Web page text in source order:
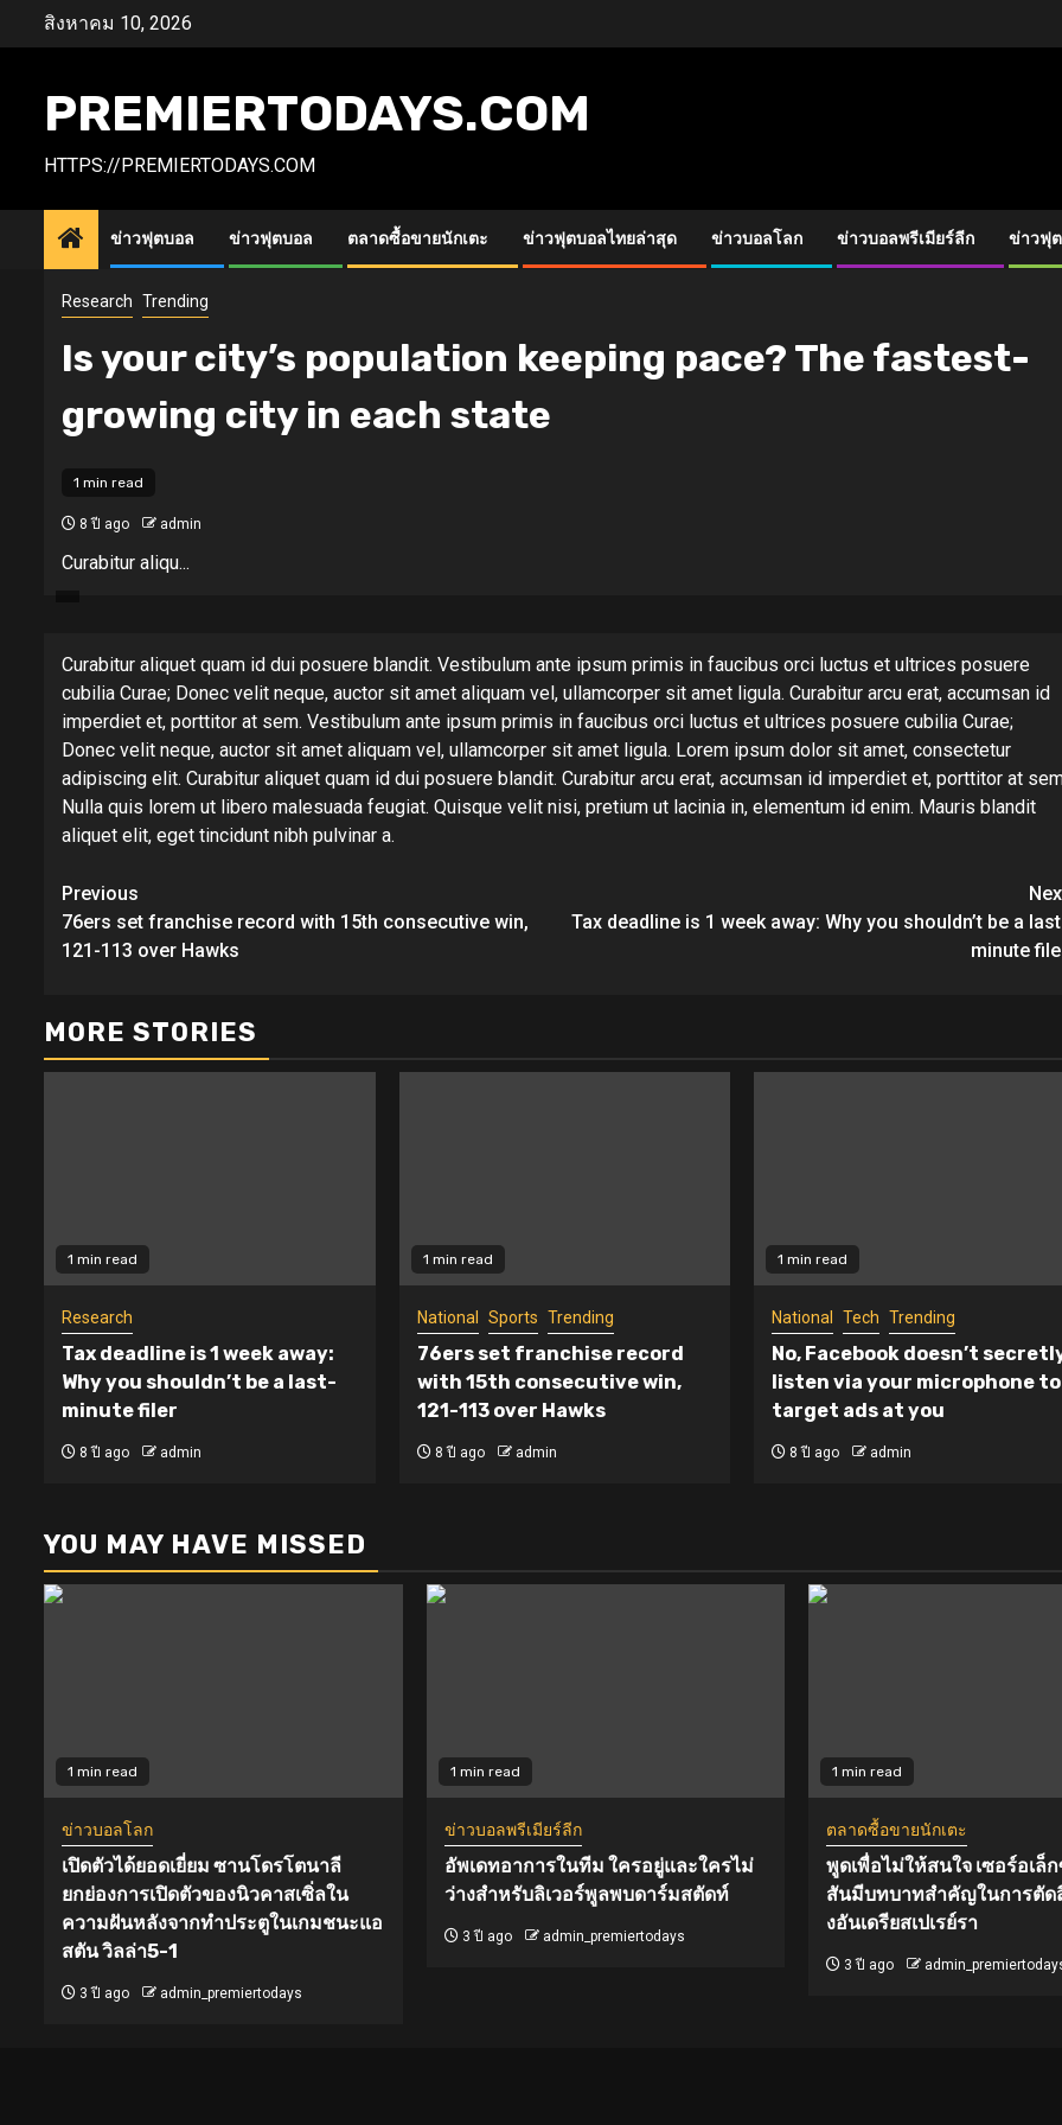
สิงหาคม 10, 2026
PREMIERTODAYS.COM
HTTPS://PREMIERTODAYS.COM
ข่าวฟุตบอล ข่าวฟุตบอล ตลาดซื้อขายนักเตะ ข่าวฟุตบอลไทยล่าสุด ข่าวบอลโลก ข่าวบอลพรีเมียร์ลีก ข่าวฟุ
Research Trending
Is your city’s population keeping pace? The fastest-
growing city in each state
1 min read
8 ปี ago admin
Curabitur aliqu...
Curabitur aliquet quam id dui posuere blandit. Vestibulum ante ipsum primis in faucibus orci luctus et ultrices posuere
cubilia Curae; Donec velit neque, auctor sit amet aliquam vel, ullamcorper sit amet ligula. Curabitur arcu erat, accumsan id
imperdiet et, porttitor at sem. Vestibulum ante ipsum primis in faucibus orci luctus et ultrices posuere cubilia Curae;
Donec velit neque, auctor sit amet aliquam vel, ullamcorper sit amet ligula. Lorem ipsum dolor sit amet, consectetur
adipiscing elit. Curabitur aliquet quam id dui posuere blandit. Curabitur arcu erat, accumsan id imperdiet et, porttitor at
Nulla quis lorem ut libero malesuada feugiat. Quisque velit nisi, pretium ut lacinia in, elementum id enim. Mauris blandit
aliquet elit, eget tincidunt nibh pulvinar a.
Continue
Reading
Previous
76ers set franchise record with 15th consecutive win,
121-113 over Hawks
Tax deadline is 1 week away: Why you shouldn’t be a
minute
MORE STORIES
1 min read
Research
Tax deadline is 1 week away:
Why you shouldn’t be a last-
minute filer
8 ปี ago admin
1 min read
National Sports Trending
76ers set franchise record
with 15th consecutive win,
121-113 over Hawks
8 ปี ago admin
1 min read
National Tech Trending
No, Facebook doesn’t
listen via your microphone to
target ads at you
8 ปี ago admin
YOU MAY HAVE MISSED
1 min read
ข่าวบอลโลก
เปิดตัวได้ยอดเยี่ยม ซานโดรโตนาลี
ยกย่องการเปิดตัวของนิวคาสเซิ่ลใน
ความฝันหลังจากทำประตูในเกมชนะแอ
สตัน วิลล่า5-1
3 ปี ago admin_premiertodays
1 min read
ข่าวบอลพรีเมียร์ลีก
อัพเดทอาการในทีม ใครอยู่และใครไม่
ว่างสำหรับลิเวอร์พูลพบดาร์มสตัดท์
3 ปี ago admin_premiertodays
1 min read
ตลาดซื้อขายนักเตะ
พูดเพื่อไม่ให้สนใจ เซอร์อเล็
สันมีบทบาทสำคัญในการตัด
งอันเดรียสเปเรย์รา
3 ปี ago